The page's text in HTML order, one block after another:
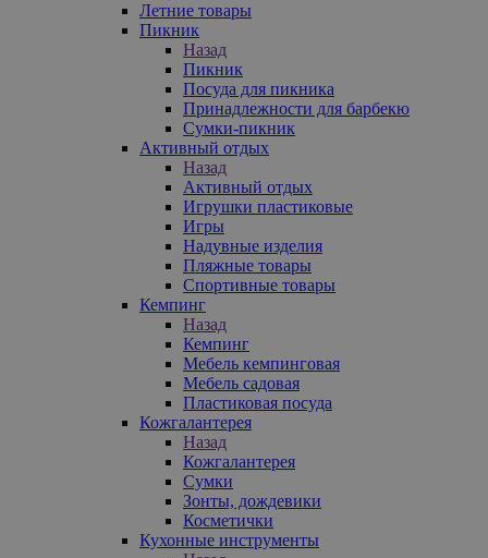
Летние товары
Пикник
Назад
Пикник
Посуда для пикника
Принадлежности для барбекю
Сумки-пикник
Активный отдых
Назад
Активный отдых
Игрушки пластиковые
Игры
Надувные изделия
Пляжные товары
Спортивные товары
Кемпинг
Назад
Кемпинг
Мебель кемпинговая
Мебель садовая
Пластиковая посуда
Кожгалантерея
Назад
Кожгалантерея
Сумки
Зонты, дождевики
Косметички
Кухонные инструменты